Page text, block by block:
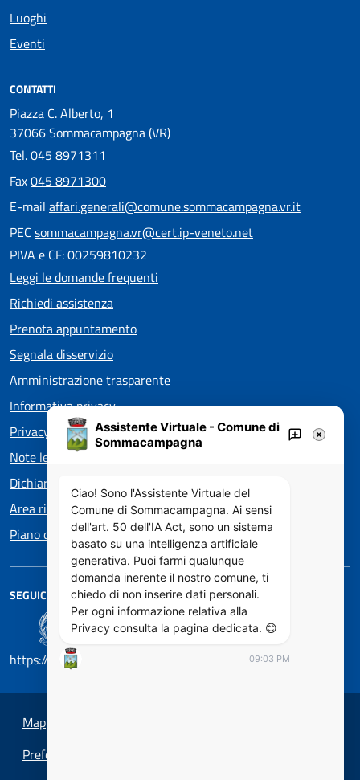
Luoghi
Eventi
CONTATTI
Piazza C. Alberto, 1
37066 Sommacampagna (VR)
Tel.045 8971311
Fax045 8971300
E-mail affari.generali@comune.sommacampagna.vr.it
PEC sommacampagna.vr@cert.ip-veneto.net
PIVA e CF: 00259810232
Leggi le domande frequenti
Richiedi assistenza
Prenota appuntamento
Segnala disservizio
Amministrazione trasparente
Informativa privacy
Privacy policy EOS
Note legali
Dichiarazione di accessibilità
Area riservata
Piano di Miglioramento dei servizi
SEGUICI SU
https://designers.italia.it/
Mappa del sito
Preferenze cookie
Assistente Virtuale - Comune di
Sommacampagna
Ciao! Sono l'Assistente Virtuale del
Comune di Sommacampagna. Ai sensi
dell'art. 50 dell'IA Act, sono un sistema
basato su una intelligenza artificiale
generativa. Puoi farmi qualunque
domanda inerente il nostro comune, ti
chiedo di non inserire dati personali.
Per ogni informazione relativa alla
Privacy consulta la pagina dedicata. 😊
09:03 PM